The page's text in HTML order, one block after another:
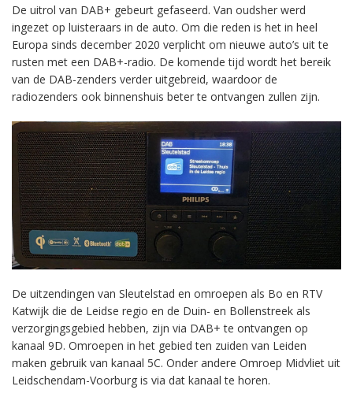
De uitrol van DAB+ gebeurt gefaseerd. Van oudsher werd
ingezet op luisteraars in de auto. Om die reden is het in heel
Europa sinds december 2020 verplicht om nieuwe auto’s uit te
rusten met een DAB+-radio. De komende tijd wordt het bereik
van de DAB-zenders verder uitgebreid, waardoor de
radiozenders ook binnenshuis beter te ontvangen zullen zijn.
De uitzendingen van Sleutelstad en omroepen als Bo en RTV
Katwijk die de Leidse regio en de Duin- en Bollenstreek als
verzorgingsgebied hebben, zijn via DAB+ te ontvangen op
kanaal 9D. Omroepen in het gebied ten zuiden van Leiden
maken gebruik van kanaal 5C. Onder andere Omroep Midvliet uit
Leidschendam-Voorburg is via dat kanaal te horen.